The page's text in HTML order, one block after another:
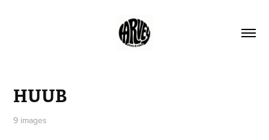
HUUB
9 images